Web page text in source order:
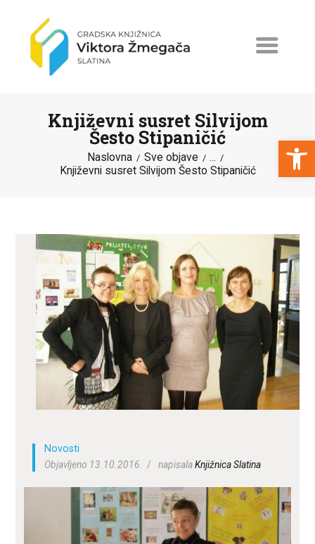
Open toolbar
Književni susret Silvijom
Šesto Stipaničić
Naslovna Sve objave ...
Književni susret Silvijom Šesto Stipaničić
NASLOVNA
PROGRAMI I PROJEKTI
KATALOG
O KNJIŽNICI
ZA KORISNIKE
ODJELI
DOKUMENTI
KONTAKT
Novosti
Objavljeno 13.10.2016.
napisalaKnjižnica Slatina